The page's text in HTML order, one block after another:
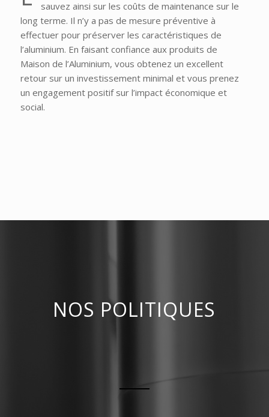
sauvez ainsi sur les coûts de maintenance sur le
long terme. Il n’y a pas de mesure préventive à
effectuer pour préserver les caractéristiques de
l’aluminium. En faisant confiance aux produits de
Maison de l’Aluminium, vous obtenez un excellent
retour sur un investissement minimal et vous prenez
un engagement positif sur l’impact économique et
social.
NOS POLITIQUES